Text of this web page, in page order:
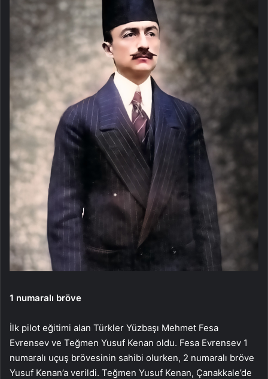
1 numaralı bröve
İlk pilot eğitimi alan Türkler Yüzbaşı Mehmet Fesa
Evrensev ve Teğmen Yusuf Kenan oldu. Fesa Evrensev 1
numaralı uçuş brövesinin sahibi olurken, 2 numaralı bröve
Yusuf Kenan’a verildi. Teğmen Yusuf Kenan, Çanakkale’de